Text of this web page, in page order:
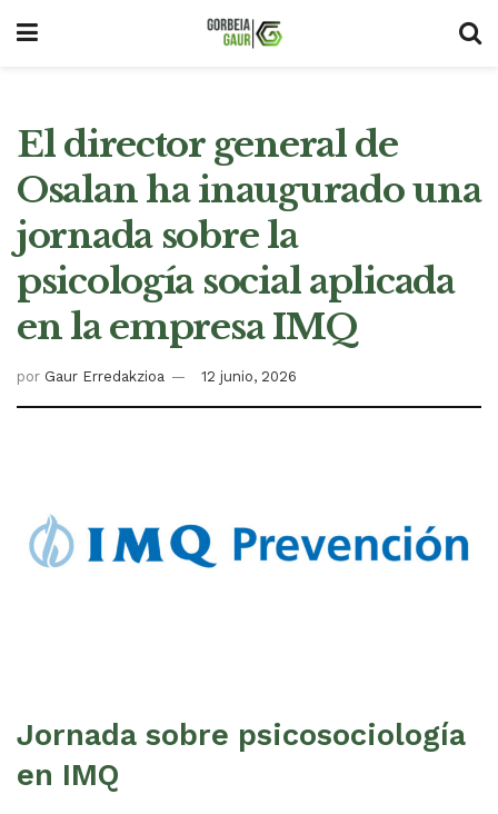
El director general de
Osalan ha inaugurado una
jornada sobre la
psicología social aplicada
en la empresa IMQ
por Gaur Erredakzioa 12 junio, 2026
Jornada sobre psicosociología
en IMQ